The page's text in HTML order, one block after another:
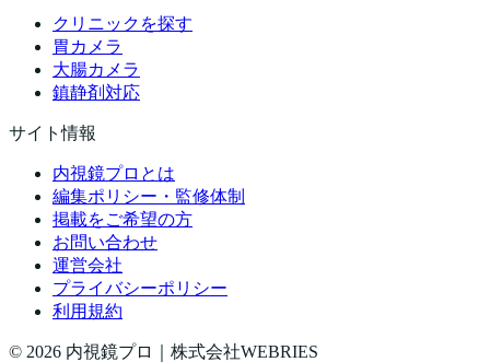
クリニックを探す
胃カメラ
大腸カメラ
鎮静剤対応
サイト情報
内視鏡プロとは
編集ポリシー・監修体制
掲載をご希望の方
お問い合わせ
運営会社
プライバシーポリシー
利用規約
© 2026 内視鏡プロ｜株式会社WEBRIES